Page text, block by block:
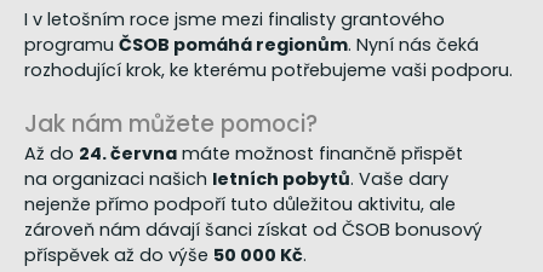
I v letošním roce jsme mezi finalisty grantového
programu ČSOB pomáhá regionům. Nyní nás čeká
rozhodující krok, ke kterému potřebujeme vaši podporu.
Jak nám můžete pomoci?
Až do 24. června máte možnost finančně přispět
na organizaci našich letních pobytů. Vaše dary
nejenže přímo podpoří tuto důležitou aktivitu, ale
zároveň nám dávají šanci získat od ČSOB bonusový
příspěvek až do výše 50 000 Kč.